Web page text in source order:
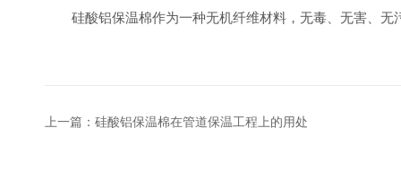
硅酸铝保温棉作为一种无机纤维材料，无毒、无害、无
上一篇： 硅酸铝保温棉在管道保温工程上的用处